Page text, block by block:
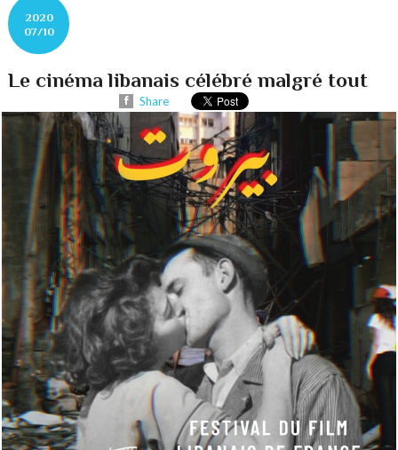
2020
07/10
Le cinéma libanais célébré malgré tout
Share